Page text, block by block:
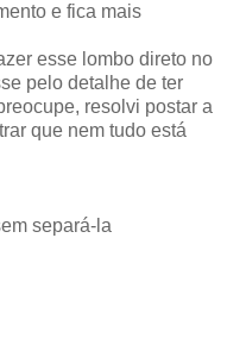
e fica mais
esse lombo direto no
pelo detalhe de ter
resolvi postar a
que nem tudo está
separá-la